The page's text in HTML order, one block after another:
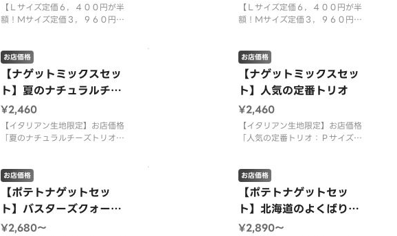
【Ｌサイズ定価６，４００円が半
額！Ｍサイズ定価３，９６０円が
ッシュズッキーニを使用した「生
ハム＆ズッキーニ」に、和風ピザ
の新定番「もち明太子ピザ」、子
どもから大人まで楽しめる「たっ
ぷりクリーミーコーン
【Ｌサイズ定価６，４００円が半
額！Ｍサイズ定価３，９６０円が
ッフの好きなピザランキング１位
「大海老のガーリックシュリン
プ」と人気Ｎｏ．１「テリヤキチ
キン」、「ミート＆マヨポテ
ト」、「濃厚ミートソース＆
【ナゲットミックスセッ
ト】夏のナチュラルチー
ズトリオ
お店価格
¥2,460
【イタリアン生地限定】お店価格
「夏のナチュラルチーズトリオ：
ソース）：４８０円」を組み合わ
せた特別なセット商品です。 ＜
マヨネーズソース＞ 北海道スイ
ートコーン・テリヤキチキン・テ
リヤキソース・チェダ
【ナゲットミックスセッ
ト】人気の定番トリオ
お店価格
¥2,460
【イタリアン生地限定】お店価格
「人気の定番トリオ：Ｐサイズ
ス）：４８０円」を組み合わせた
特別なセット商品です。 ＜トマ
トソース＞ 熟成サラミ・モッツ
ァレラ・チェリートマト・粗びき
ソーセージ・ポテト（オニオ
【ポテトナゲットセッ
ト】バスターズクォータ
ー
お店価格
¥2,680〜
【ポテトナゲットセッ
ト】北海道のよくばりク
ォーター
お店価格
¥2,890〜